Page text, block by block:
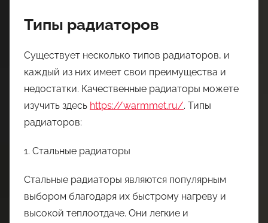
Типы радиаторов
Существует несколько типов радиаторов, и
каждый из них имеет свои преимущества и
недостатки. Качественные радиаторы можете
изучить здесь https://warmmet.ru/. Типы
радиаторов:
1. Стальные радиаторы
Стальные радиаторы являются популярным
выбором благодаря их быстрому нагреву и
высокой теплоотдаче. Они легкие и